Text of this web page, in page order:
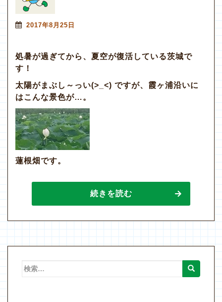
2017年8月25日
処暑が過ぎてから、夏空が復活している茨城で
す！
太陽がまぶし～っい(>_<) ですが、霞ヶ浦沿いに
はこんな景色が…。
蓮根畑です。
続きを読む
検